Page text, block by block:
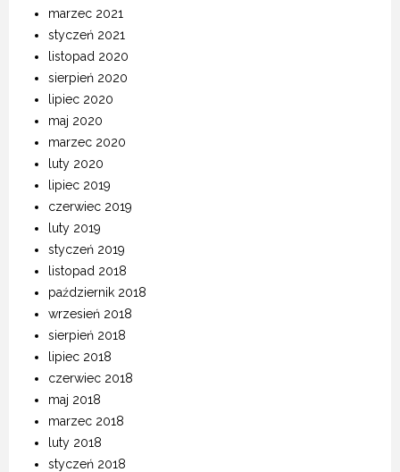
marzec 2021
styczeń 2021
listopad 2020
sierpień 2020
lipiec 2020
maj 2020
marzec 2020
luty 2020
lipiec 2019
czerwiec 2019
luty 2019
styczeń 2019
listopad 2018
październik 2018
wrzesień 2018
sierpień 2018
lipiec 2018
czerwiec 2018
maj 2018
marzec 2018
luty 2018
styczeń 2018